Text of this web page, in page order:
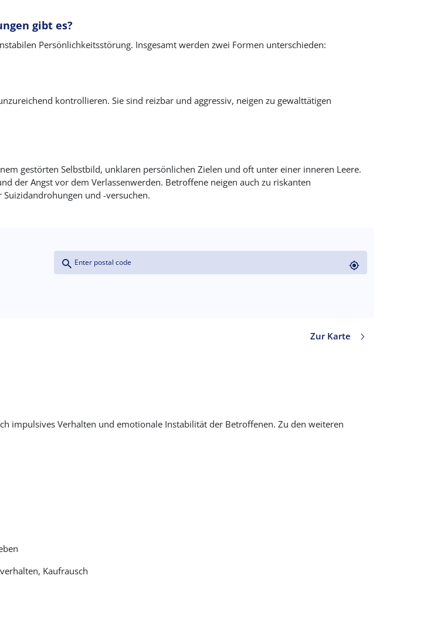
gibt es?
Persönlichkeitsstörung. Insgesamt werden zwei Formen unterschieden:
kontrollieren. Sie sind reizbar und aggressiv, neigen zu gewalttätigen
gestörten Selbstbild, unklaren persönlichen Zielen und oft unter einer inneren Leere.
der Angst vor dem Verlassenwerden. Betroffene neigen auch zu riskanten
und -versuchen.
Coordinates
Proximity
(field_coordinates)
Address (field_address:postal_code)
Zur Karte
impulsives Verhalten und emotionale Instabilität der Betroffenen. Zu den weiteren
Kaufrausch